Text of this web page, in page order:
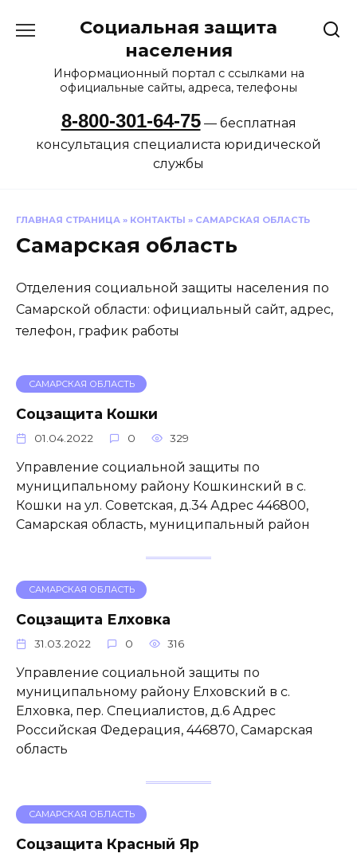
Социальная защита
населения
Информационный портал с ссылками на
официальные сайты, адреса, телефоны
8-800-301-64-75— бесплатная
консультация специалиста юридической
службы
ГЛАВНАЯ СТРАНИЦА » КОНТАКТЫ » САМАРСКАЯ ОБЛАСТЬ
Самарская область
Отделения социальной защиты населения по
Самарской области: официальный сайт, адрес,
телефон, график работы
САМАРСКАЯ ОБЛАСТЬ
Соцзащита Кошки
01.04.2022 0 329
Управление социальной защиты по
муниципальному району Кошкинский в с.
Кошки на ул. Советская, д.34 Адрес 446800,
Самарская область, муниципальный район
САМАРСКАЯ ОБЛАСТЬ
Соцзащита Елховка
31.03.2022 0 316
Управление социальной защиты по
муниципальному району Елховский в с.
Елховка, пер. Специалистов, д.6 Адрес
Российская Федерация, 446870, Самарская
область
САМАРСКАЯ ОБЛАСТЬ
Соцзащита Красный Яр